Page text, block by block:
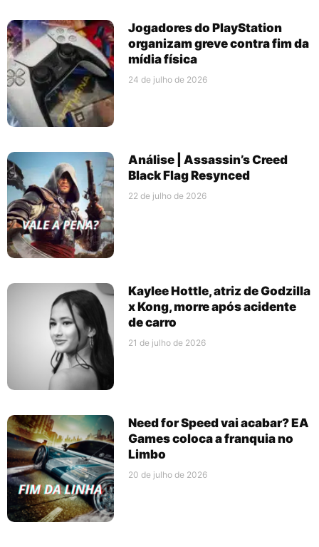
Jogadores do PlayStation
organizam greve contra fim da
mídia física
24 de julho de 2026
Análise | Assassin’s Creed
Black Flag Resynced
22 de julho de 2026
Kaylee Hottle, atriz de Godzilla
x Kong, morre após acidente
de carro
21 de julho de 2026
Need for Speed vai acabar? EA
Games coloca a franquia no
Limbo
20 de julho de 2026